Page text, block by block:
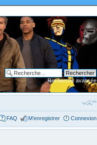
Recherche avancée
FAQ M’enregistrer Connexion